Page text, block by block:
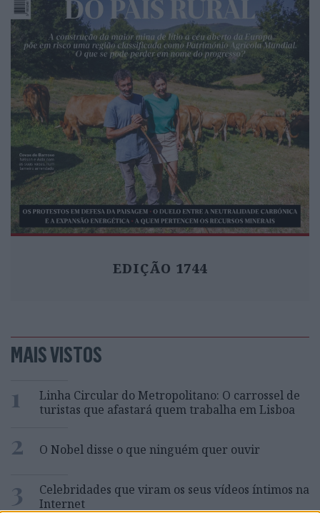
EDIÇÃO 1744
MAIS VISTOS
1
Linha Circular do Metropolitano: O carrossel de
turistas que afastará quem trabalha em Lisboa
2 O Nobel disse o que ninguém quer ouvir
3
Celebridades que viram os seus vídeos íntimos na
Internet